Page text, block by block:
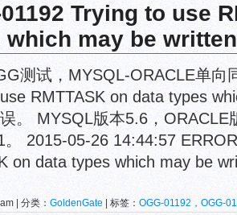
Trying to use
which may be
测试，MYSQL-ORACLE单
RMTTASK on data types
。 MYSQL版本5.6，
。 2015-05-26 14:44:57
on data types which may be
| 分类： GoldenGate | 标签： OGG-01192，OGG-